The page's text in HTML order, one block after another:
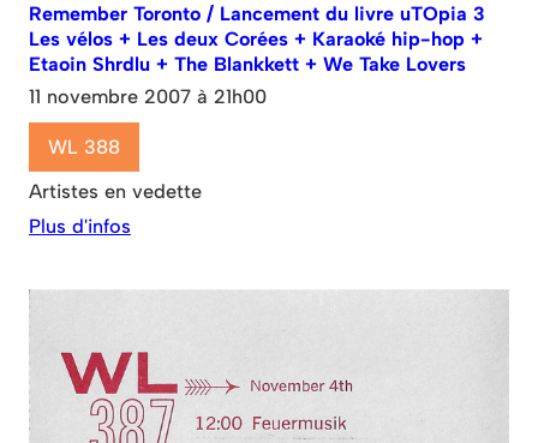
Remember Toronto / Lancement du livre uTOpia 3
Les vélos + Les deux Corées + Karaoké hip-hop +
Etaoin Shrdlu + The Blankkett + We Take Lovers
11 novembre 2007 à 21h00
WL 388
Artistes en vedette
Plus d'infos